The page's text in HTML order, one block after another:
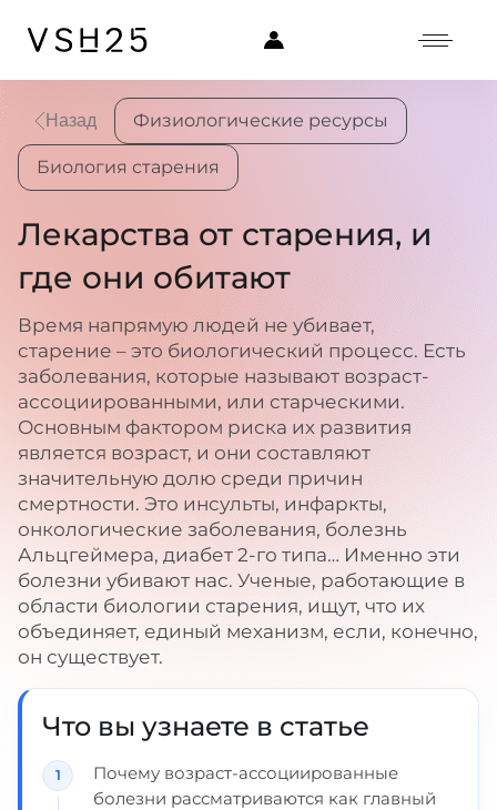
Назад Физиологические ресурсы
Биология старения
Лекарства от старения, и
где они обитают
Время напрямую людей не убивает,
старение – это биологический процесс. Есть
заболевания, которые называют возраст-
ассоциированными, или старческими.
Основным фактором риска их развития
является возраст, и они составляют
значительную долю среди причин
смертности. Это инсульты, инфаркты,
онкологические заболевания, болезнь
Альцгеймера, диабет 2-го типа… Именно эти
болезни убивают нас. Ученые, работающие в
области биологии старения, ищут, что их
объединяет, единый механизм, если, конечно,
он существует.
Что вы узнаете в статье
Почему возраст-ассоциированные
болезни рассматриваются как главный